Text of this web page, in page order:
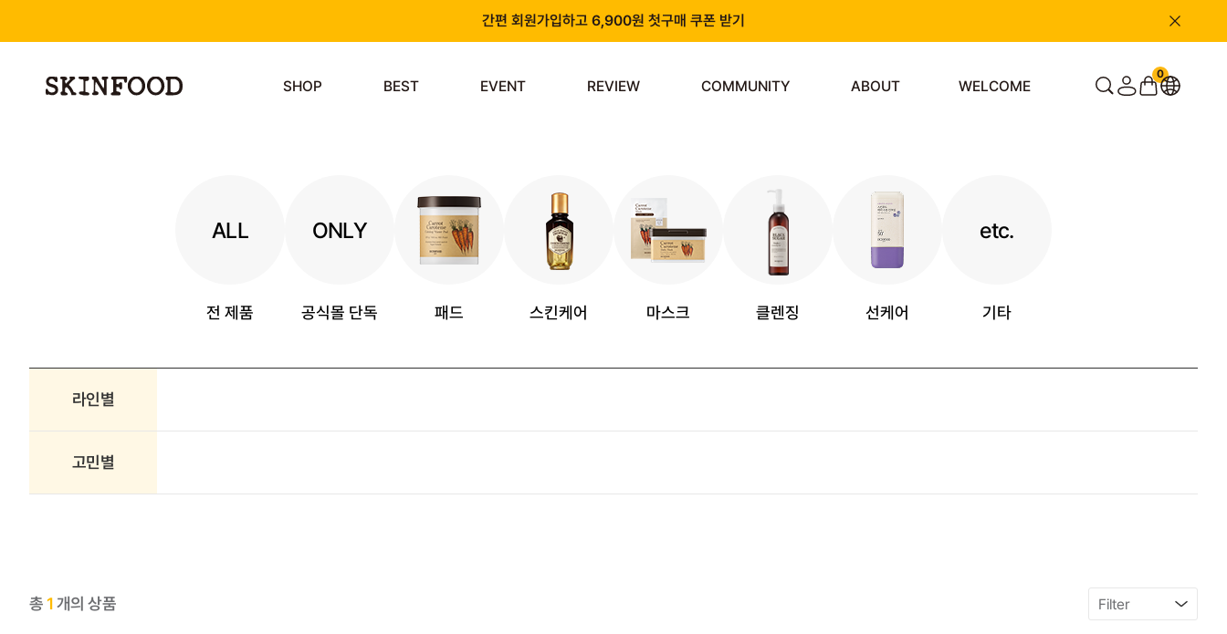
간편 회원가입하고 6,900원 첫구매 쿠폰 받기
SHOP BEST EVENT REVIEW COMMUNITY ABOUT WELCOME
0
ALL
전 제품
ONLY
공식몰 단독 패드 스킨케어 마스크 클렌징 선케어
etc.
기타
라인별
고민별
총1개의 상품